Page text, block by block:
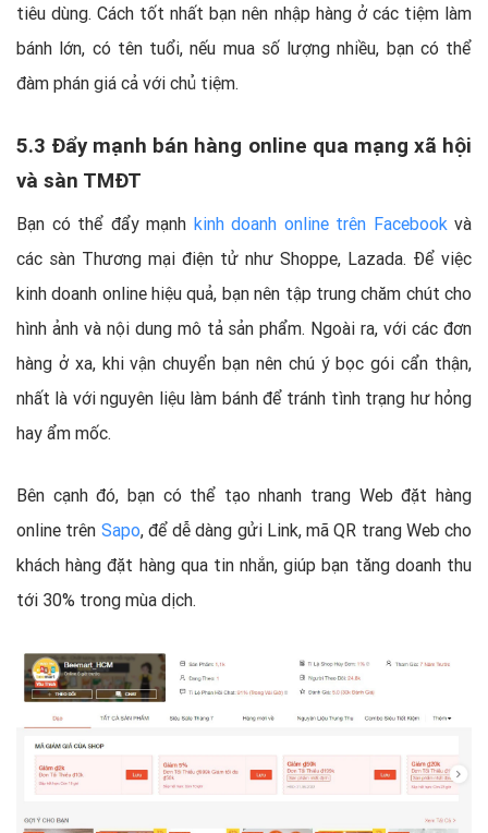
tiêu dùng. Cách tốt nhất bạn nên nhập hàng ở các tiệm làm
bánh lớn, có tên tuổi, nếu mua số lượng nhiều, bạn có thể
đàm phán giá cả với chủ tiệm.
5.3 Đẩy mạnh bán hàng online qua mạng xã hội
và sàn TMĐT
Bạn có thể đẩy mạnh kinh doanh online trên Facebook và
các sàn Thương mại điện tử như Shoppe, Lazada. Để việc
kinh doanh online hiệu quả, bạn nên tập trung chăm chút cho
hình ảnh và nội dung mô tả sản phẩm. Ngoài ra, với các đơn
hàng ở xa, khi vận chuyển bạn nên chú ý bọc gói cẩn thận,
nhất là với nguyên liệu làm bánh để tránh tình trạng hư hỏng
hay ẩm mốc.
Bên cạnh đó, bạn có thể tạo nhanh trang Web đặt hàng
online trên Sapo, để dễ dàng gửi Link, mã QR trang Web cho
khách hàng đặt hàng qua tin nhắn, giúp bạn tăng doanh thu
tới 30% trong mùa dịch.